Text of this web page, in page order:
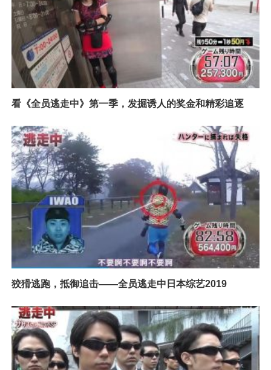
看《全员逃走中》第一季，发掘诱人的奖金和精彩追逐
狡猾逃跑，抵御追击——全员逃走中日本综艺2019